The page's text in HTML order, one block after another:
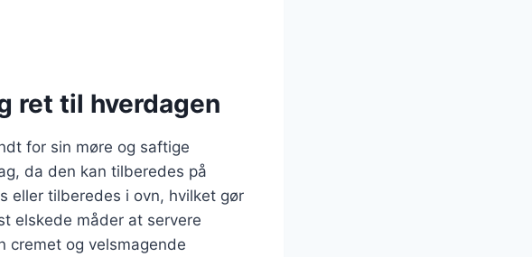
ret til hverdagen
for sin møre og saftige
da den kan tilberedes på
eller tilberedes i ovn, hvilket gør
elskede måder at servere
cremet og velsmagende